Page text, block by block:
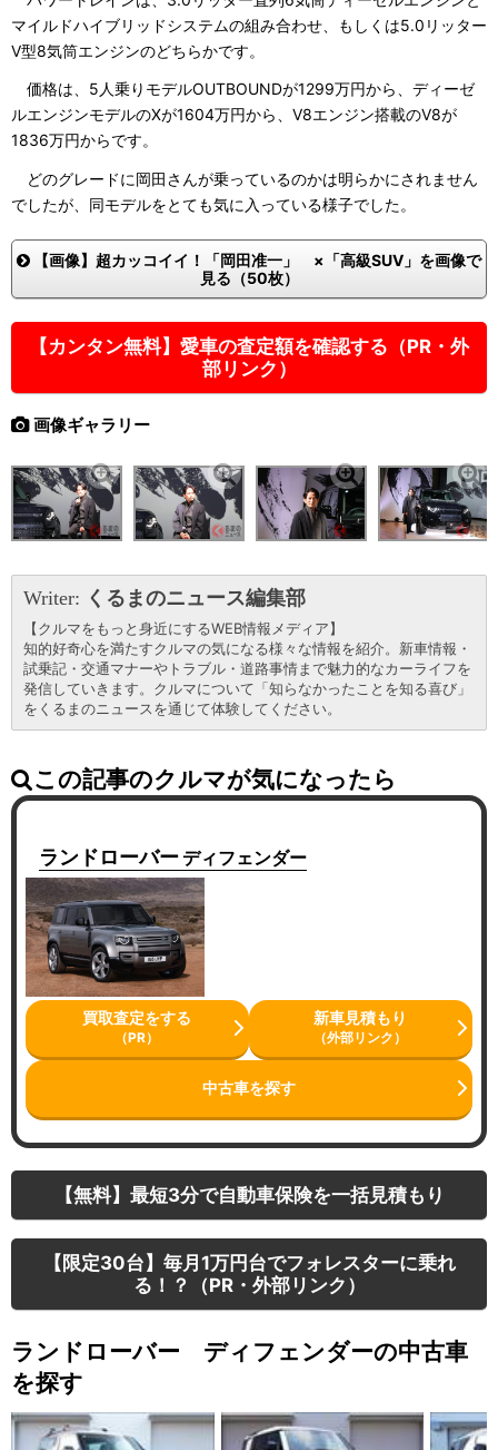
マイルドハイブリッドシステムの組み合わせ、もしくは5.0リッター
V型8気筒エンジンのどちらかです。
価格は、5人乗りモデルOUTBOUNDが1299万円から、ディーゼ
ルエンジンモデルのXが1604万円から、V8エンジン搭載のV8が
1836万円からです。
どのグレードに岡田さんが乗っているのかは明らかにされません
でしたが、同モデルをとても気に入っている様子でした。
【画像】超カッコイイ！「岡田准一」 ×「高級SUV」を画像で
見る（50枚）
【カンタン無料】愛車の査定額を確認する（PR・外
部リンク）
画像ギャラリー
Writer: くるまのニュース編集部
【クルマをもっと身近にするWEB情報メディア】
知的好奇心を満たすクルマの気になる様々な情報を紹介。新車情報・
試乗記・交通マナーやトラブル・道路事情まで魅力的なカーライフを
発信していきます。クルマについて「知らなかったことを知る喜び」
をくるまのニュースを通じて体験してください。
この記事のクルマが気になったら
ランドローバーディフェンダー
買取査定をする
（PR）
新車見積もり
（外部リンク）
中古車を探す
【無料】最短3分で自動車保険を一括見積もり
【限定30台】毎月1万円台でフォレスターに乗れ
る！？（PR・外部リンク）
ランドローバー ディフェンダーの中古車
を探す